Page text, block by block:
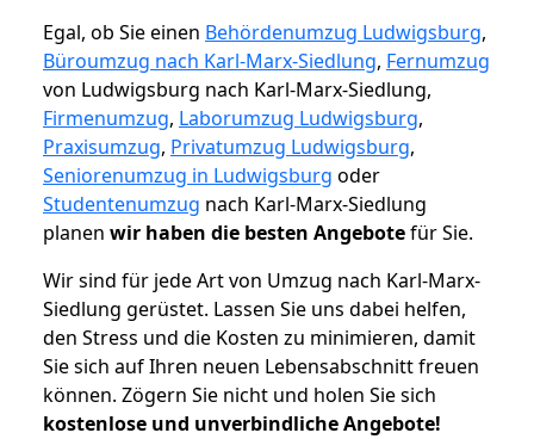
Egal, ob Sie einen Behördenumzug Ludwigsburg,
Büroumzug nach Karl-Marx-Siedlung, Fernumzug
von Ludwigsburg nach Karl-Marx-Siedlung,
Firmenumzug, Laborumzug Ludwigsburg,
Praxisumzug, Privatumzug Ludwigsburg,
Seniorenumzug in Ludwigsburg oder
Studentenumzug nach Karl-Marx-Siedlung
planen wir haben die besten Angebotefür Sie.
Wir sind für jede Art von Umzug nach Karl-Marx-
Siedlung gerüstet. Lassen Sie uns dabei helfen,
den Stress und die Kosten zu minimieren, damit
Sie sich auf Ihren neuen Lebensabschnitt freuen
können. Zögern Sie nicht und holen Sie sich
kostenlose und unverbindliche Angebote!